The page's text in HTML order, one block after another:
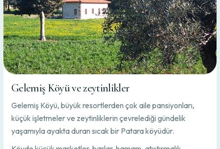
Gelemiş Köyü ve zeytinlikler
Gelemiş Köyü, büyük resortlerden çok aile pansiyonları,
küçük işletmeler ve zeytinliklerin çevrelediği gündelik
yaşamıyla ayakta duran sıcak bir Patara köyüdür.